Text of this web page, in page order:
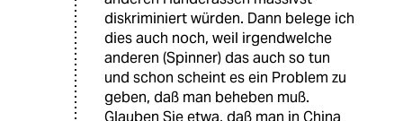
diskriminiert würden. Dann belege ich
dies auch noch, weil irgendwelche
anderen (Spinner) das auch so tun
und schon scheint es ein Problem zu
geben, daß man beheben muß.
Glauben Sie etwa, daß man in China